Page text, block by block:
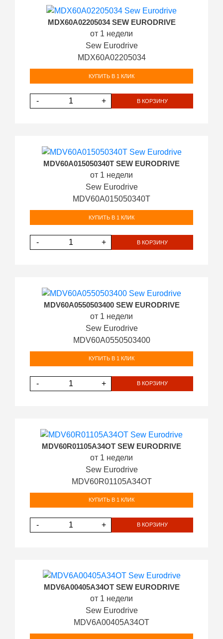
MDX60A02205034 SEW EURODRIVE
от 1 недели
Sew Eurodrive
MDX60A02205034
КУПИТЬ В 1 КЛИК
- + В КОРЗИНУ
MDV60A015050340T SEW EURODRIVE
от 1 недели
Sew Eurodrive
MDV60A015050340T
КУПИТЬ В 1 КЛИК
- + В КОРЗИНУ
MDV60A0550503400 SEW EURODRIVE
от 1 недели
Sew Eurodrive
MDV60A0550503400
КУПИТЬ В 1 КЛИК
- + В КОРЗИНУ
MDV60R01105A34OT SEW EURODRIVE
от 1 недели
Sew Eurodrive
MDV60R01105A34OT
КУПИТЬ В 1 КЛИК
- + В КОРЗИНУ
MDV6A00405A34OT SEW EURODRIVE
от 1 недели
Sew Eurodrive
MDV6A00405A34OT